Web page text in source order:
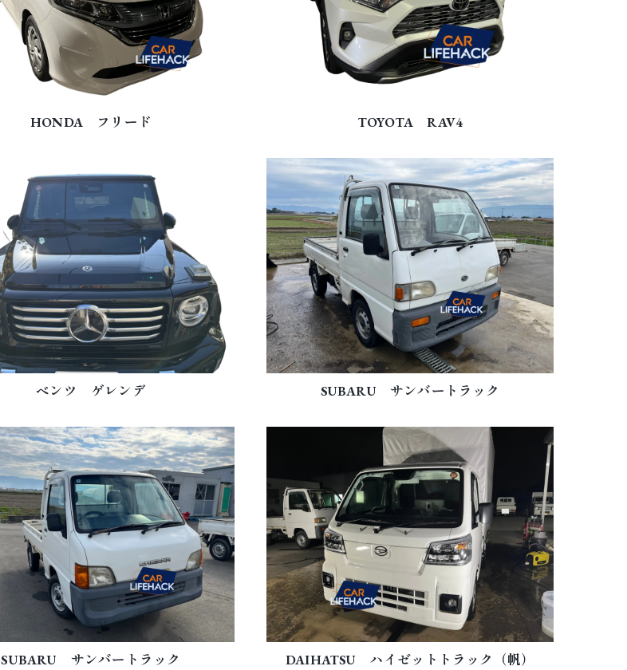
HONDA フリード TOYOTA RAV4
ベンツ ゲレンデ SUBARU サンバートラック
SUBARU サンバートラック DAIHATSU ハイゼットトラック（帆）
ご予約はこちら